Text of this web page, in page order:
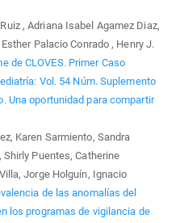
, Adriana Isabel Agamez Diaz,
Palacio Conrado , Henry J.
de CLOVES. Primer Caso
Vol. 54 Núm. Suplemento
Una oportunidad para compartir
Karen Sarmiento, Sandra
Puentes, Catherine
Jorge Holguín, Ignacio
de las anomalías del
los programas de vigilancia de